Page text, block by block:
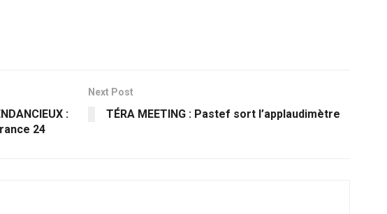
:
24
Next Post
TÉRA MEETING : Pastef sort l’applaudimètre